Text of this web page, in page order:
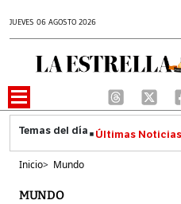
JUEVES 06 AGOSTO 2026
Últimas Noticias
Inicio> Mundo
MUNDO